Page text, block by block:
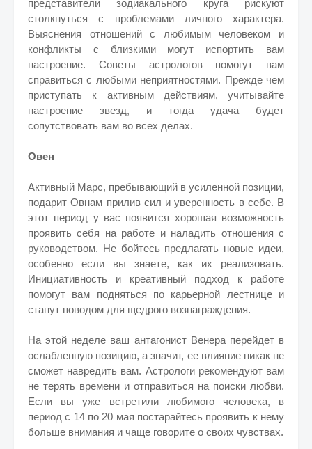
представители зодиакального круга рискуют
столкнуться с проблемами личного характера.
Выяснения отношений с любимым человеком и
конфликты с близкими могут испортить вам
настроение. Советы астрологов помогут вам
справиться с любыми неприятностями. Прежде чем
приступать к активным действиям, учитывайте
настроение звезд, и тогда удача будет
сопутствовать вам во всех делах.
Овен
Активный Марс, пребывающий в усиленной позиции,
подарит Овнам прилив сил и уверенность в себе. В
этот период у вас появится хорошая возможность
проявить себя на работе и наладить отношения с
руководством. Не бойтесь предлагать новые идеи,
особенно если вы знаете, как их реализовать.
Инициативность и креативный подход к работе
помогут вам подняться по карьерной лестнице и
станут поводом для щедрого вознаграждения.
На этой неделе ваш антагонист Венера перейдет в
ослабленную позицию, а значит, ее влияние никак не
сможет навредить вам. Астрологи рекомендуют вам
не терять времени и отправиться на поиски любви.
Если вы уже встретили любимого человека, в
период с 14 по 20 мая постарайтесь проявить к нему
больше внимания и чаще говорите о своих чувствах.